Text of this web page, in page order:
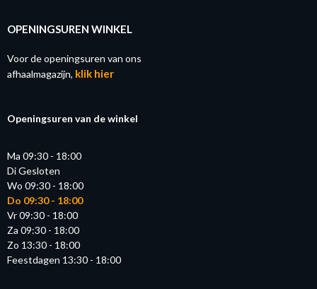
OPENINGSUREN WINKEL
Voor de openingsuren van ons
afhaalmagazijn, klik hier
Openingsuren van de winkel
Ma 09:30 - 18:00
Di Gesloten
Wo 09:30 - 18:00
Do 09:30 - 18:00
Vr 09:30 - 18:00
Za 09:30 - 18:00
Zo 13:30 - 18:00
Feestdagen 13:30 - 18:00